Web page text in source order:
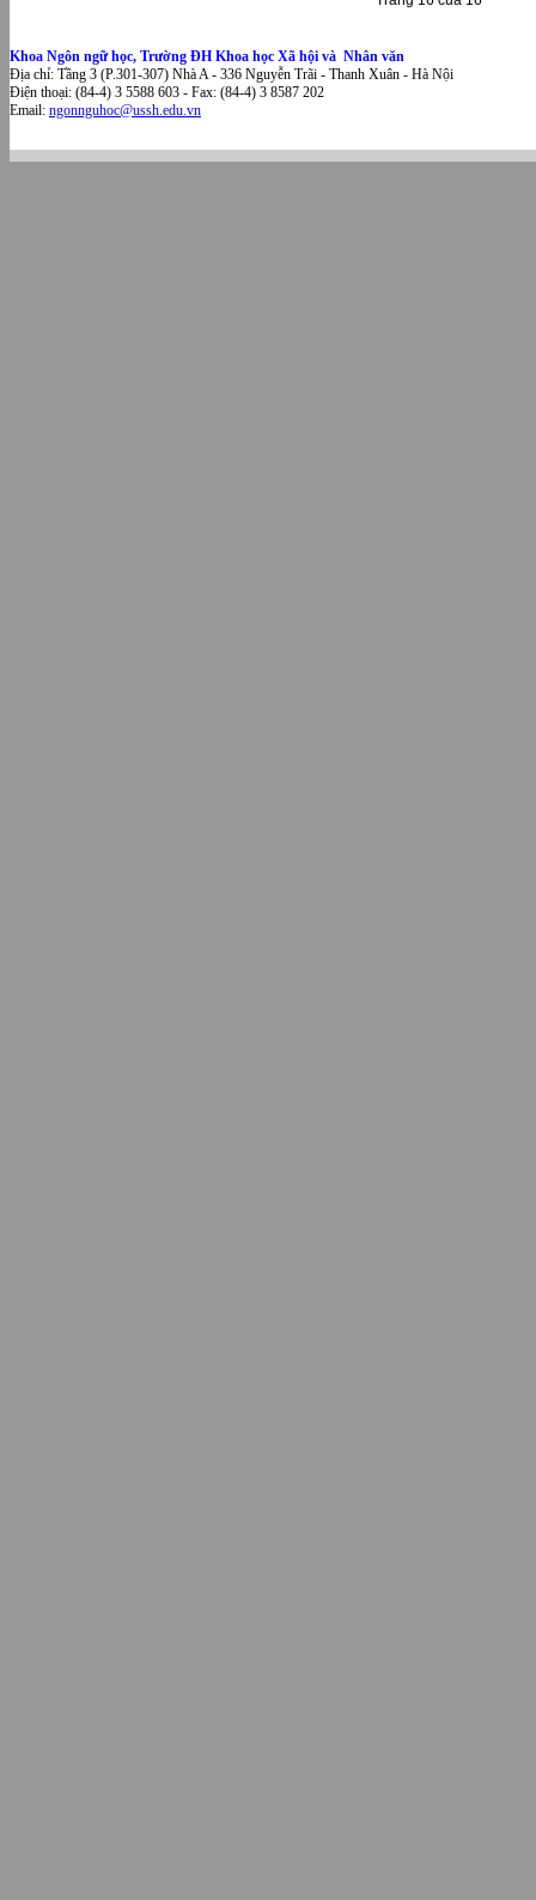
Khoa Ngôn ngữ học, Trường ĐH Khoa học Xã hội và Nhân văn
Địa chỉ: Tầng 3 (P.301-307) Nhà A - 336 Nguyễn Trãi - Thanh Xuân - Hà Nội
Điện thoại: (84-4) 3 5588 603 - Fax: (84-4) 3 8587 202
Email: ngonnguhoc@ussh.edu.vn